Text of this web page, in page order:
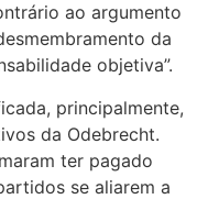
ao argumento
da
objetiva”.
principalmente,
da Odebrecht.
ter pagado
se aliarem a